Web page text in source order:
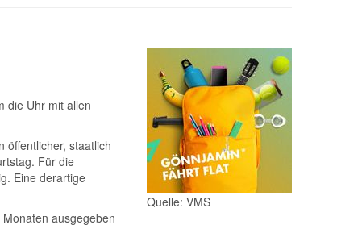
Quelle: VMS
die Uhr mit allen
öffentlicher, staatlich
Für die
Eine derartige
ausgegeben